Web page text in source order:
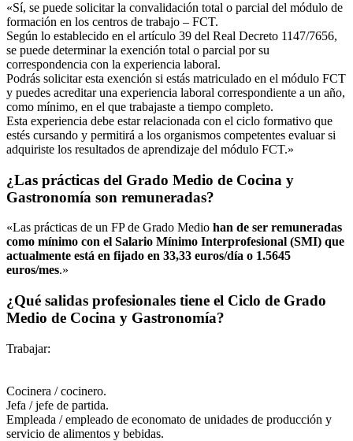
«Sí, se puede solicitar la convalidación total o parcial del módulo de
formación en los centros de trabajo – FCT.
Según lo establecido en el artículo 39 del Real Decreto 1147/7656,
se puede determinar la exención total o parcial por su
correspondencia con la experiencia laboral.
Podrás solicitar esta exención si estás matriculado en el módulo FCT
y puedes acreditar una experiencia laboral correspondiente a un año,
como mínimo, en el que trabajaste a tiempo completo.
Esta experiencia debe estar relacionada con el ciclo formativo que
estés cursando y permitirá a los organismos competentes evaluar si
adquiriste los resultados de aprendizaje del módulo FCT.»
¿Las prácticas del Grado Medio de Cocina y
Gastronomía son remuneradas?
«Las prácticas de un FP de Grado Medio han de ser remuneradas
como mínimo con el Salario Mínimo Interprofesional (SMI) que
actualmente está en fijado en 33,33 euros/día o 1.5645
euros/mes.»
¿Qué salidas profesionales tiene el Ciclo de Grado
Medio de Cocina y Gastronomía?
Trabajar:
Cocinera / cocinero.
Jefa / jefe de partida.
Empleada / empleado de economato de unidades de producción y
servicio de alimentos y bebidas.